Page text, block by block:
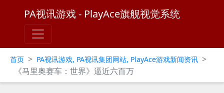
PA视讯游戏 - PlayAce旗舰视觉系统
首页 > PA视讯游戏, PA视讯集团网站, PlayAce游戏新闻资讯 >
《马里奥赛车：世界》逼近六百万